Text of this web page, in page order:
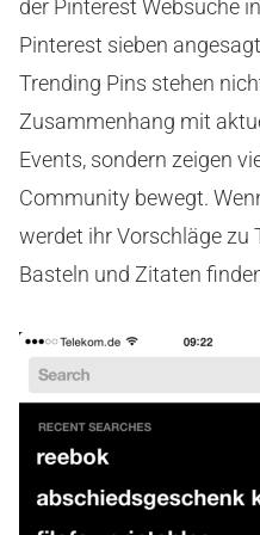
der Pinterest Websuche
Pinterest sieben
Trending Pins stehen
Zusammenhang mit
Events, sondern zeigen
Community bewegt.
werdet ihr Vorschläge zu
Basteln und Zitaten